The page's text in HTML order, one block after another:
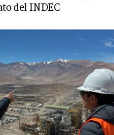
del INDEC